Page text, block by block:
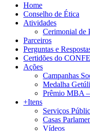
Home
Conselho de Ética
Atividades
Cerimonial de
Parceiros
Perguntas e
Certidões do
Ações
Campanhas
Medalha
Prêmio MBA
+Itens
Serviços
Casas
Vídeos